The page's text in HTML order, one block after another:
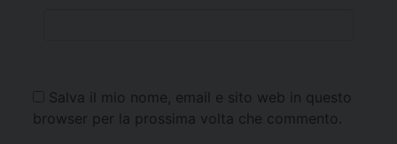
Salva il mio nome, email e sito web in questo
browser per la prossima volta che commento.